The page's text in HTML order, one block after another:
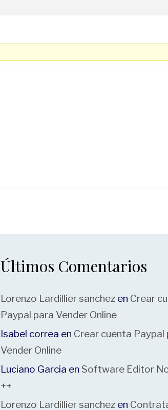
Últimos Comentarios
Lorenzo Lardillier sanchezen Crear
Paypal para Vender Online
Isabel correa en Crear cuenta Paypal
Vender Online
Luciano Garcia en Software Editor
++
Lorenzo Lardillier sanchezen